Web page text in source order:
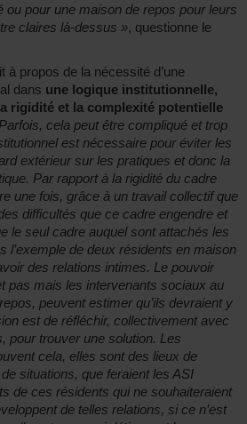
ou pour une maison de repos pour leurs
claires là-dessus », questionne le
à propos de la nécessité d’une
dans une logique institutionnelle,
rigidité et la complexité potentielle
cela peut être compliqué et trop
est nécessaire pour éviter les
extérieur sur les pratiques et donc la
Par rapport à la rigidité du cadre
une fois, grâce à un travail collectif que
difficultés que ce cadre engendre et
le seul cadre auquel sont attachés les
l’exemple de deux résidents en maison
des relations intimes. Le pouvoir
pas mais les intervenants sociaux au
peuvent estimer qu’ils devraient y
est de réfléchir, collectivement avec
pour trouver une solution. Les
cela, elles sont des lieux de
situations, que feraient les ASI
de ces résidents qui ne souhaiteraient
de telles relations, si ce n’est